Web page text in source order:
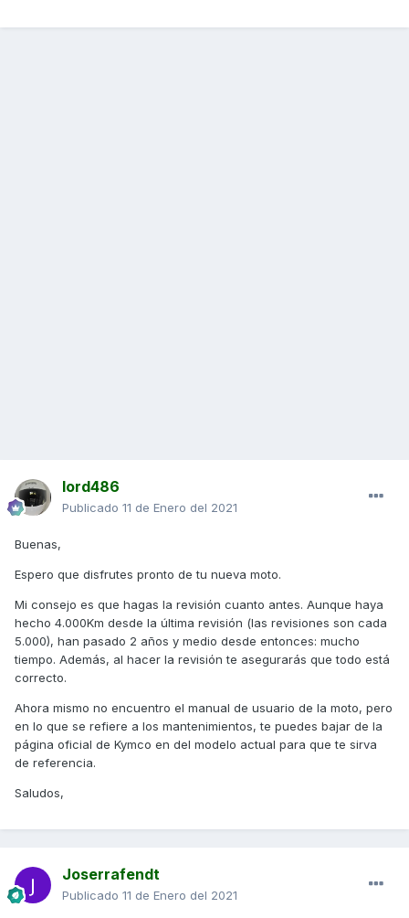
lord486
Publicado 11 de Enero del 2021
Buenas,
Espero que disfrutes pronto de tu nueva moto.
Mi consejo es que hagas la revisión cuanto antes. Aunque haya
hecho 4.000Km desde la última revisión (las revisiones son cada
5.000), han pasado 2 años y medio desde entonces: mucho
tiempo. Además, al hacer la revisión te asegurarás que todo está
correcto.
Ahora mismo no encuentro el manual de usuario de la moto, pero
en lo que se refiere a los mantenimientos, te puedes bajar de la
página oficial de Kymco en del modelo actual para que te sirva
de referencia.
Saludos,
Joserrafendt
Publicado 11 de Enero del 2021